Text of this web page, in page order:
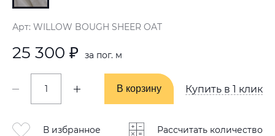
Арт: WILLOW BOUGH SHEER OAT
25 300 ₽ за пог. м
В корзину
В корзину Купить в 1 клик
В избранное Рассчитать количество